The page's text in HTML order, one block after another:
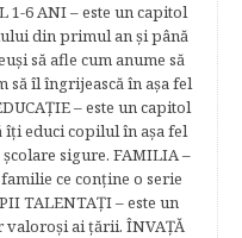
1-6 ANI – este un capitol
din primul an şi până
să afle cum anume să
să îl îngrijească în aşa fel
– este un capitol
îţi educi copilul în aşa fel
sigure. FAMILIA –
ce conţine o serie
TALENTAŢI – este un
ai țării. ÎNVAŢĂ